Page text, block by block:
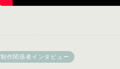
制作関係者インタビュー